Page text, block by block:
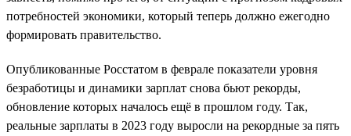
потребностей экономики, который теперь должно ежегодно
формировать правительство.
Опубликованные Росстатом в феврале показатели уровня
безработицы и динамики зарплат снова бьют рекорды,
обновление которых началось ещё в прошлом году. Так,
реальные зарплаты в 2023 году выросли на рекордные за пять